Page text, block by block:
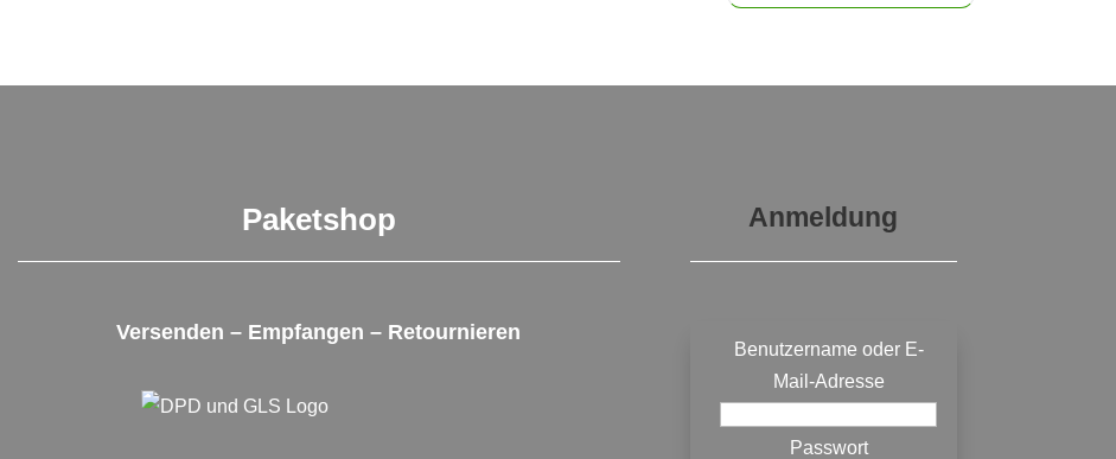
Paketshop
Versenden – Empfangen – Retournieren
Anmeldung
Benutzername oder E-
Mail-Adresse
Passwort